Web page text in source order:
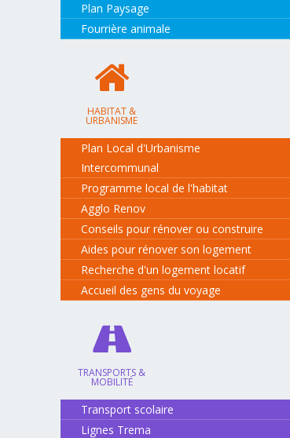
Plan Paysage
Fourrière animale
HABITAT &
URBANISME
Plan Local d'Urbanisme
Intercommunal
Programme local de l'habitat
Agglo Renov
Conseils pour rénover ou construire
Aides pour rénover son logement
Recherche d'un logement locatif
Accueil des gens du voyage
TRANSPORTS &
MOBILITÉ
Transport scolaire
Lignes Trema